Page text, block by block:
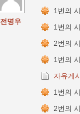
전명우
1번의
1번의
2번의
1번의
자유게
1번의
2번의